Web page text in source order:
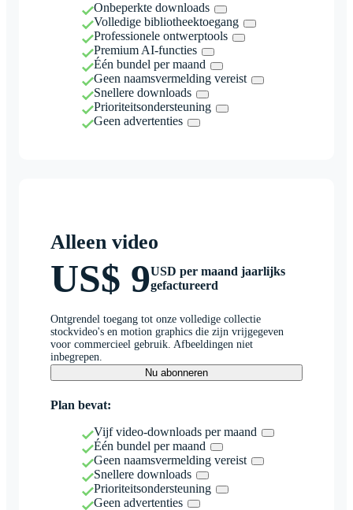
Onbeperkte downloads
Volledige bibliotheektoegang
Professionele ontwerptools
Premium AI-functies
Één bundel per maand
Geen naamsvermelding vereist
Snellere downloads
Prioriteitsondersteuning
Geen advertenties
Alleen video
US$ 9USD per maand jaarlijks
gefactureerd
Ontgrendel toegang tot onze volledige collectie
stockvideo's en motion graphics die zijn vrijgegeven
voor commercieel gebruik. Afbeeldingen niet
inbegrepen.
Nu abonneren
Plan bevat:
Vijf video-downloads per maand
Één bundel per maand
Geen naamsvermelding vereist
Snellere downloads
Prioriteitsondersteuning
Geen advertenties